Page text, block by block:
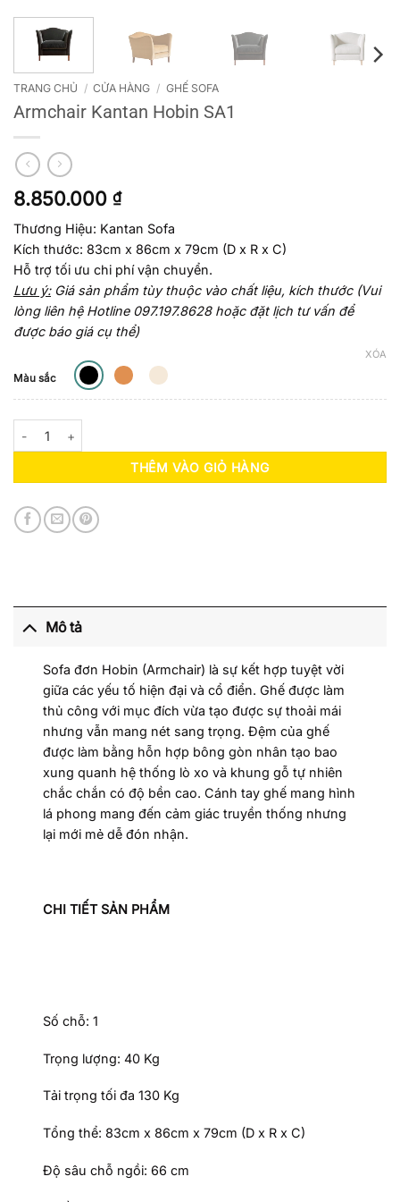
TRANG CHỦ / CỬA HÀNG / GHẾ SOFA
Armchair Kantan Hobin SA1
8.850.000 ₫
Thương Hiệu: Kantan Sofa
Kích thước: 83cm x 86cm x 79cm (D x R x C)
Hỗ trợ tối ưu chi phí vận chuyển.
Lưu ý: Giá sản phẩm tùy thuộc vào chất liệu, kích thước (Vui
lòng liên hệ Hotline 097.197.8628 hoặc đặt lịch tư vấn để
được báo giá cụ thể)
Màu sắc
XÓA
THÊM VÀO GIỎ HÀNG
Mô tả
Sofa đơn Hobin (Armchair) là sự kết hợp tuyệt vời
giữa các yếu tố hiện đại và cổ điển. Ghế được làm
thủ công với mục đích vừa tạo được sự thoải mái
nhưng vẫn mang nét sang trọng. Đệm của ghế
được làm bằng hỗn hợp bông gòn nhân tạo bao
xung quanh hệ thống lò xo và khung gỗ tự nhiên
chắc chắn có độ bền cao. Cánh tay ghế mang hình
lá phong mang đến cảm giác truyền thống nhưng
lại mới mẻ dễ đón nhận.
CHI TIẾT SẢN PHẨM
Số chỗ: 1
Trọng lượng: 40 Kg
Tải trọng tối đa 130 Kg
Tổng thể: 83cm x 86cm x 79cm (D x R x C)
Độ sâu chỗ ngồi: 66 cm